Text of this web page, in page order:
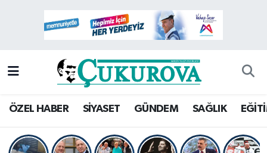
ÖZEL HABER SİYASET GÜNDEM SAĞLIK
Mersin Hava Durumu
Mersin Namaz Vakitleri
Mersin Trafik Yoğunluk Haritası